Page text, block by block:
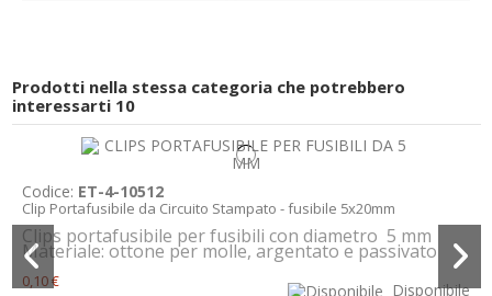
Prodotti nella stessa categoria che potrebbero
interessarti 10
Codice: ET-4-10512
Clip Portafusibile da Circuito Stampato - fusibile 5x20mm
Clips portafusibile per fusibili con diametro 5 mm
Materiale: ottone per molle, argentato e passivato
0,10 €
Disponibile